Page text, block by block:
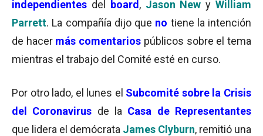
independientes del board , Jason New yWilliam
Parrett. La compañía dijo que no tiene la intención
de hacermás comentarios públicos sobre el tema
mientras el trabajo del Comité esté en curso.
Por otro lado, el lunes el Subcomité sobre la Crisis
del Coronavirus de la Casa de Representantes
que lidera el demócrata James Clyburn, remitió una